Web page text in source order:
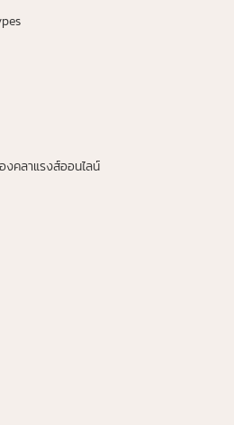
งคลาแรงส์ออนไลน์